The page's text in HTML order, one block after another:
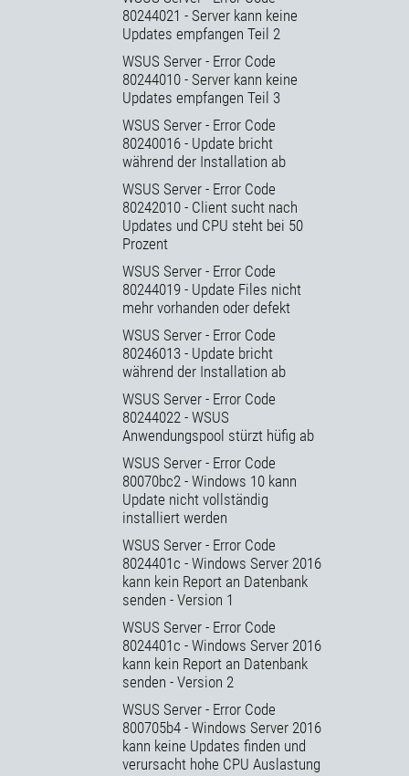
80244021 - Server kann keine
Updates empfangen Teil 2
WSUS Server - Error Code
80244010 - Server kann keine
Updates empfangen Teil 3
WSUS Server - Error Code
80240016 - Update bricht
während der Installation ab
WSUS Server - Error Code
80242010 - Client sucht nach
Updates und CPU steht bei 50
Prozent
WSUS Server - Error Code
80244019 - Update Files nicht
mehr vorhanden oder defekt
WSUS Server - Error Code
80246013 - Update bricht
während der Installation ab
WSUS Server - Error Code
80244022 - WSUS
Anwendungspool stürzt hüfig ab
WSUS Server - Error Code
80070bc2 - Windows 10 kann
Update nicht vollständig
installiert werden
WSUS Server - Error Code
8024401c - Windows Server 2016
kann kein Report an Datenbank
senden - Version 1
WSUS Server - Error Code
8024401c - Windows Server 2016
kann kein Report an Datenbank
senden - Version 2
WSUS Server - Error Code
800705b4 - Windows Server 2016
kann keine Updates finden und
verursacht hohe CPU Auslastung